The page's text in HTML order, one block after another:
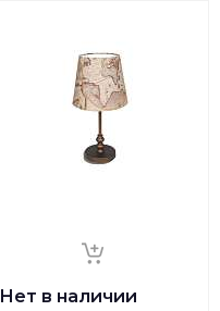
Нет в наличии